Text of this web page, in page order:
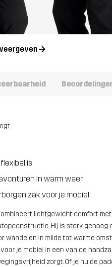
is
in warm weer
zak voor je mobiel
lichtgewicht comfort
Hij is sterk genoeg
in milde tot warme
je mobiel in een van de
zorgt. Of je nu de